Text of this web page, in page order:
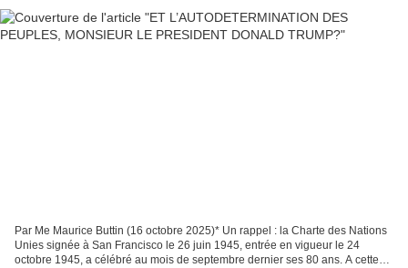
Par Me Maurice Buttin (16 octobre 2025)* Un rappel : la Charte des Nations
Unies signée à San Francisco le 26 juin 1945, entrée en vigueur le 24
octobre 1945, a célébré au mois de septembre dernier ses 80 ans. A cette